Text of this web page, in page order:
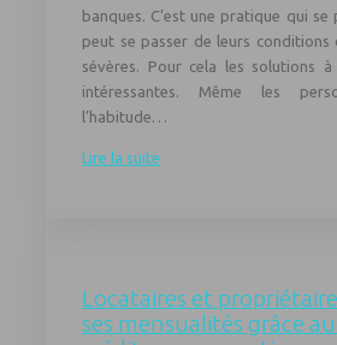
banques. C’est une pratique qui se
peut se passer de leurs conditions
sévères. Pour cela les solutions
intéressantes. Même les
l’habitude…
Lire la suite
Locataires et
ses mensualités grâce